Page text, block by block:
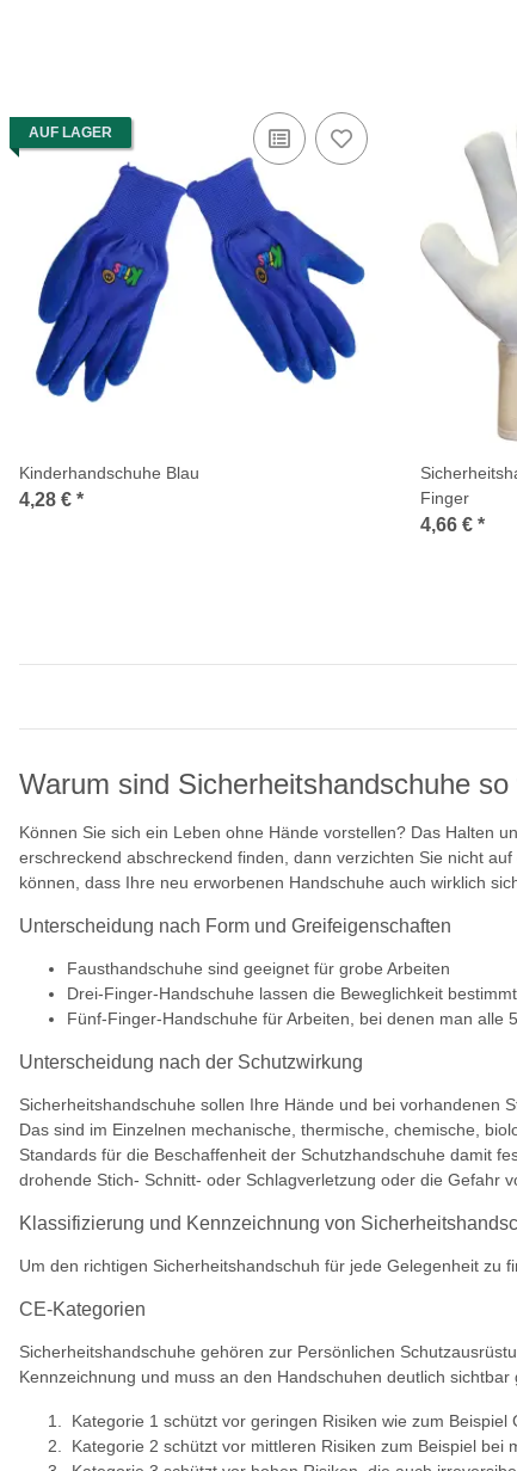
AUF LAGER
Kinderhandschuhe Blau
4,28 € *
Finger
4,66 € *
Warum sind Sicherheitshandschuhe so
Können Sie sich ein Leben ohne Hände vorstellen? Das Halten
erschreckend abschreckend finden, dann verzichten Sie nicht
können, dass Ihre neu erworbenen Handschuhe auch wirklich
Unterscheidung nach Form und Greifeigenschaften
Fausthandschuhe sind geeignet für grobe Arbeiten
Drei-Finger-Handschuhe lassen die Beweglichkeit
Fünf-Finger-Handschuhe für Arbeiten, bei denen man alle
Unterscheidung nach der Schutzwirkung
Sicherheitshandschuhe sollen Ihre Hände und bei vorhandenen
Das sind im Einzelnen mechanische, thermische, chemische,
Standards für die Beschaffenheit der Schutzhandschuhe damit
drohende Stich- Schnitt- oder Schlagverletzung oder die Gefahr
Klassifizierung und Kennzeichnung von
Um den richtigen Sicherheitshandschuh für jede Gelegenheit zu
CE-Kategorien
Sicherheitshandschuhe gehören zur Persönlichen
Kennzeichnung und muss an den Handschuhen deutlich sichtbar
Kategorie 1 schützt vor geringen Risiken wie zum
Kategorie 2 schützt vor mittleren Risiken zum Beispiel bei